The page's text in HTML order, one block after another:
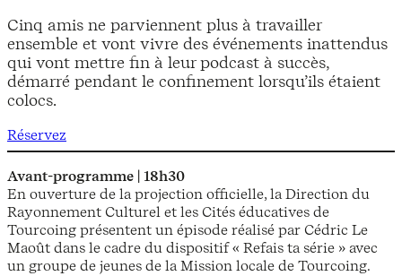
Cinq amis ne parviennent plus à travailler
ensemble et vont vivre des événements inattendus
qui vont mettre fin à leur podcast à succès,
démarré pendant le confinement lorsqu’ils étaient
colocs.
Réservez
Avant-programme | 18h30
En ouverture de la projection officielle, la Direction du
Rayonnement Culturel et les Cités éducatives de
Tourcoing présentent un épisode réalisé par Cédric Le
Maoût dans le cadre du dispositif « Refais ta série » avec
un groupe de jeunes de la Mission locale de Tourcoing.